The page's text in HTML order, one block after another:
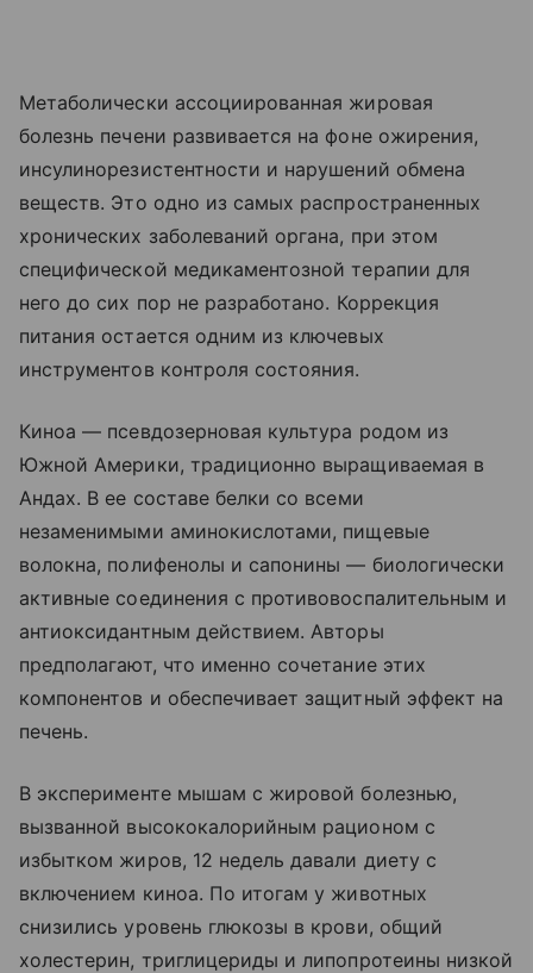
Метаболически ассоциированная жировая
болезнь печени развивается на фоне ожирения,
инсулинорезистентности и нарушений обмена
веществ. Это одно из самых распространенных
хронических заболеваний органа, при этом
специфической медикаментозной терапии для
него до сих пор не разработано. Коррекция
питания остается одним из ключевых
инструментов контроля состояния.
Киноа — псевдозерновая культура родом из
Южной Америки, традиционно выращиваемая в
Андах. В ее составе белки со всеми
незаменимыми аминокислотами, пищевые
волокна, полифенолы и сапонины — биологически
активные соединения с противовоспалительным и
антиоксидантным действием. Авторы
предполагают, что именно сочетание этих
компонентов и обеспечивает защитный эффект на
печень.
В эксперименте мышам с жировой болезнью,
вызванной высококалорийным рационом с
избытком жиров, 12 недель давали диету с
включением киноа. По итогам у животных
снизились уровень глюкозы в крови, общий
холестерин, триглицериды и липопротеины низкой